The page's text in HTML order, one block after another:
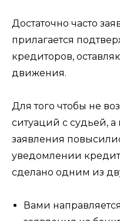
Достаточно часто
прилагается
кредиторов,
движения.
Для того чтобы не
ситуаций с судьей,
заявления
уведомлении
сделано одним из
Вами